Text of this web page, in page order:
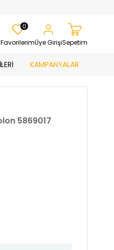
Favorilerim
0
Üye GirişiSepetim
KAMPANYALAR
5869017